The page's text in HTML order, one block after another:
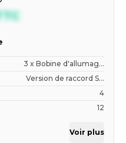
3 x Bobine d'allumag...
Version de raccord S...
4
12
Voir plus